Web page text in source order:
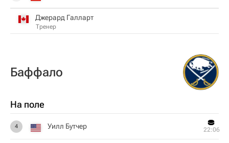
Джерард Галларт
Тренер
Баффало
На поле
4 Уилл Бутчер 22:06